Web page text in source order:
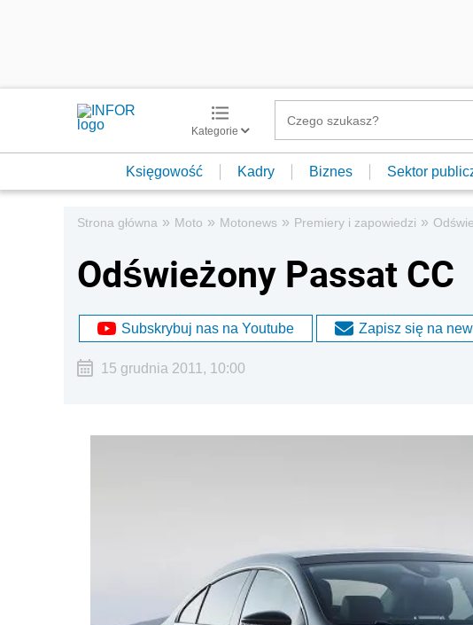
Kategorie
Księgowość Kadry Biznes Sektor
Strona główna » Moto » Motonews » Premiery i zapowiedzi »
Odświeżony Passat CC
Subskrybuj nas na Youtube Zapisz się na
15 grudnia 2011, 10:00